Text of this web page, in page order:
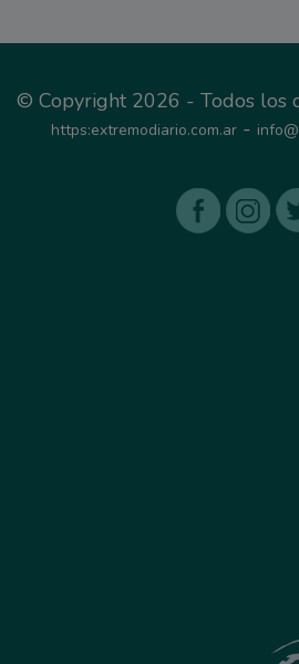
© Copyright 2026 - Todos los
https:extremodiario.com.ar -